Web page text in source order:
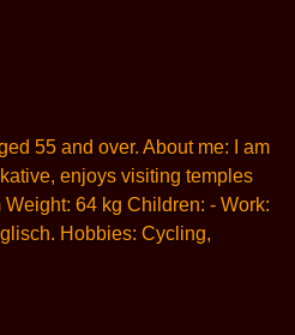
55 and over. About me: I am
enjoys visiting temples
64 kg Children: - Work:
Hobbies: Cycling,